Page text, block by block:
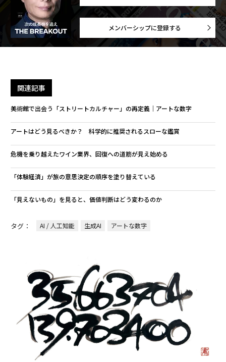
メンバーシップに登録する
関連記事
美術館で出会う「ストリートカルチャー」の再定義｜アートな数字
アートはどう見るべきか？ 科学的に推奨されるスローな鑑賞
危機を乗り越えたワイン業界、回復への道筋が見え始める
「体験経済」が旅の意思決定の順序を塗り替えている
「見えないもの」を見ると、価値判断はどう変わるのか
タグ： AI / 人工知能 生成AI アートな数字